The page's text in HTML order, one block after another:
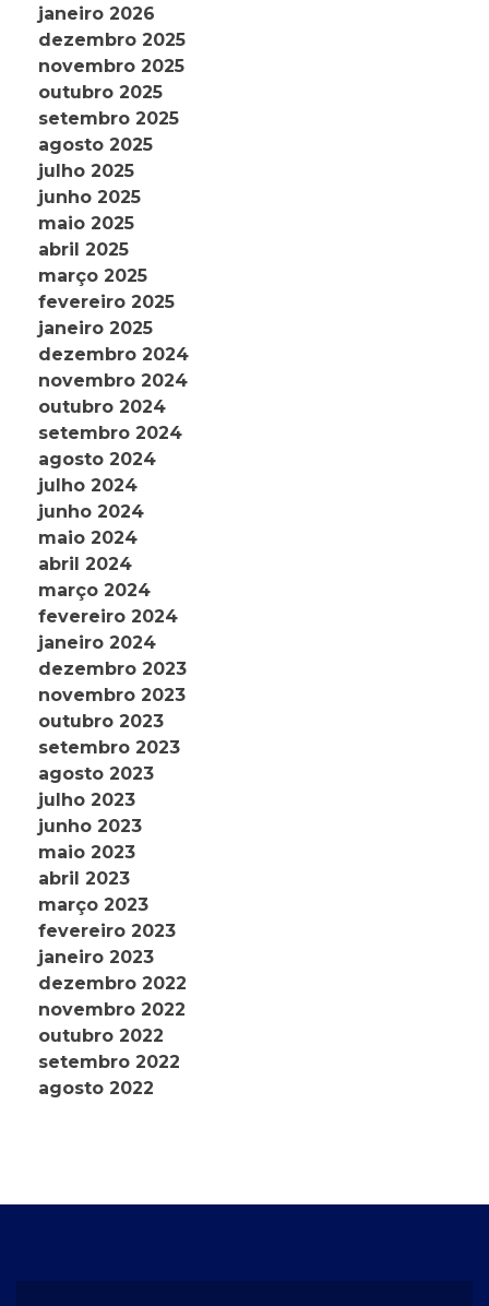
janeiro 2026
dezembro 2025
novembro 2025
outubro 2025
setembro 2025
agosto 2025
julho 2025
junho 2025
maio 2025
abril 2025
março 2025
fevereiro 2025
janeiro 2025
dezembro 2024
novembro 2024
outubro 2024
setembro 2024
agosto 2024
julho 2024
junho 2024
maio 2024
abril 2024
março 2024
fevereiro 2024
janeiro 2024
dezembro 2023
novembro 2023
outubro 2023
setembro 2023
agosto 2023
julho 2023
junho 2023
maio 2023
abril 2023
março 2023
fevereiro 2023
janeiro 2023
dezembro 2022
novembro 2022
outubro 2022
setembro 2022
agosto 2022